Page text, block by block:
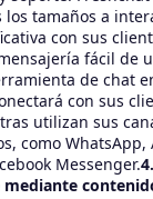
los tamaños a
con sus
fácil de
de chat
con sus
utilizan sus
como WhatsApp,
Messenger.